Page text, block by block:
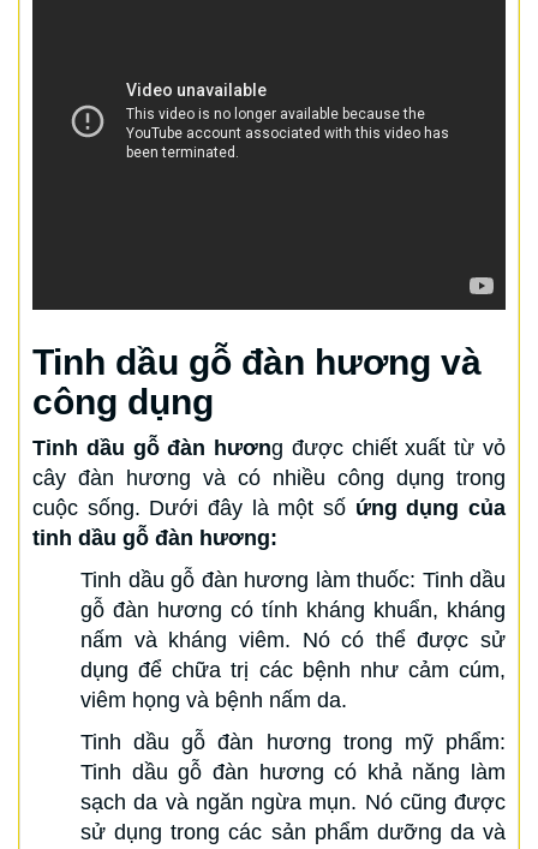
Tinh dầu gỗ đàn hương và
công dụng
Tinh dầu gỗ đàn hương được chiết xuất từ vỏ
cây đàn hương và có nhiều công dụng trong
cuộc sống. Dưới đây là một số ứng dụng của
tinh dầu gỗ đàn hương:
Tinh dầu gỗ đàn hương làm thuốc: Tinh dầu
gỗ đàn hương có tính kháng khuẩn, kháng
nấm và kháng viêm. Nó có thể được sử
dụng để chữa trị các bệnh như cảm cúm,
viêm họng và bệnh nấm da.
Tinh dầu gỗ đàn hương trong mỹ phẩm:
Tinh dầu gỗ đàn hương có khả năng làm
sạch da và ngăn ngừa mụn. Nó cũng được
sử dụng trong các sản phẩm dưỡng da và